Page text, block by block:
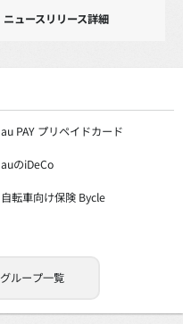
ニュースリリース詳細
au PAY プリペイドカード
auのiDeCo
自転車向け保険 Bycle
ループ一覧